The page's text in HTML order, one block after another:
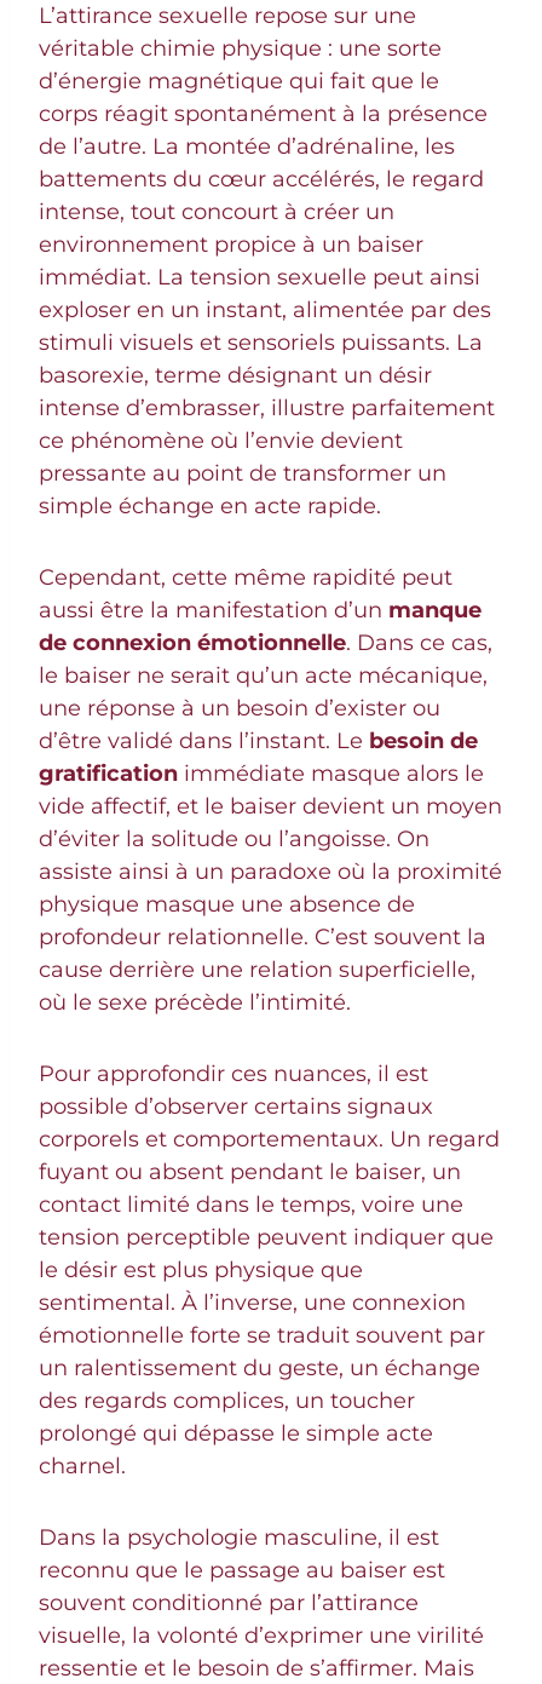
L’attirance sexuelle repose sur une
véritable chimie physique : une sorte
d’énergie magnétique qui fait que le
corps réagit spontanément à la présence
de l’autre. La montée d’adrénaline, les
battements du cœur accélérés, le regard
intense, tout concourt à créer un
environnement propice à un baiser
immédiat. La tension sexuelle peut ainsi
exploser en un instant, alimentée par des
stimuli visuels et sensoriels puissants. La
basorexie, terme désignant un désir
intense d’embrasser, illustre parfaitement
ce phénomène où l’envie devient
pressante au point de transformer un
simple échange en acte rapide.
Cependant, cette même rapidité peut
aussi être la manifestation d’un manque
de connexion émotionnelle. Dans ce cas,
le baiser ne serait qu’un acte mécanique,
une réponse à un besoin d’exister ou
d’être validé dans l’instant. Le besoin de
gratification immédiate masque alors le
vide affectif, et le baiser devient un moyen
d’éviter la solitude ou l’angoisse. On
assiste ainsi à un paradoxe où la proximité
physique masque une absence de
profondeur relationnelle. C’est souvent la
cause derrière une relation superficielle,
où le sexe précède l’intimité.
Pour approfondir ces nuances, il est
possible d’observer certains signaux
corporels et comportementaux. Un regard
fuyant ou absent pendant le baiser, un
contact limité dans le temps, voire une
tension perceptible peuvent indiquer que
le désir est plus physique que
sentimental. À l’inverse, une connexion
émotionnelle forte se traduit souvent par
un ralentissement du geste, un échange
des regards complices, un toucher
prolongé qui dépasse le simple acte
charnel.
Dans la psychologie masculine, il est
reconnu que le passage au baiser est
souvent conditionné par l’attirance
visuelle, la volonté d’exprimer une virilité
ressentie et le besoin de s’affirmer. Mais